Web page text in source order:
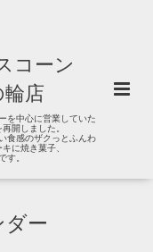
コーン
店
を中心に営業していた
開しました。
食感のザクっとふんわ
に焼き菓子、
す。
ダー